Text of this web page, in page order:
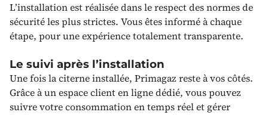
L’installation est réalisée dans le respect des normes de
sécurité les plus strictes. Vous êtes informé à chaque
étape, pour une expérience totalement transparente.
Le suivi après l’installation
Une fois la citerne installée, Primagaz reste à vos côtés.
Grâce à un espace client en ligne dédié, vous pouvez
suivre votre consommation en temps réel et gérer